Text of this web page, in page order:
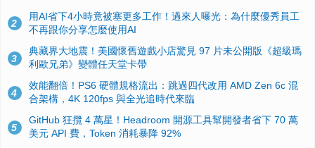
2
用AI省下4小時竟被塞更多工作！過來人曝光：為什麼優秀員工
不再跟你分享怎麼使用AI
3
典藏界大地震！美國懷舊遊戲小店驚見 97 片未公開版《超級瑪
利歐兄弟》變體任天堂卡帶
4
效能翻倍！PS6 硬體規格流出：跳過四代改用 AMD Zen 6c 混
合架構，4K 120fps 與全光追時代來臨
5
GitHub 狂攬 4 萬星！Headroom 開源工具幫開發者省下 70 萬
美元 API 費，Token 消耗暴降 92%